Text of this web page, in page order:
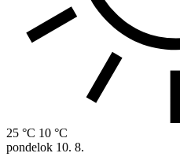
25 °C 10 °C
pondelok 10. 8.